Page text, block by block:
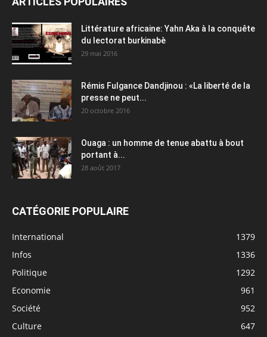
Littérature africaine: Yahn Aka à la conquête
du lectorat burkinabè
29 mai 2016
Rémis Fulgance Dandjinou : «La liberté de la
presse ne peut...
20 octobre 2016
Ouaga : un homme de tenue abattu à bout
portant à...
28 août 2017
CATÉGORIE POPULAIRE
International
1379
Infos
1336
Politique
1292
Economie
961
Société
952
Culture
647